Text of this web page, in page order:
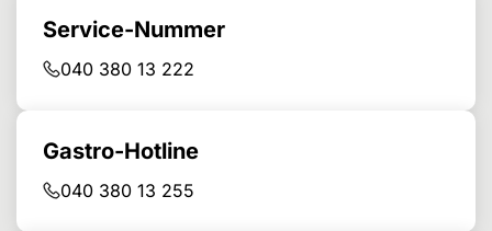
Service-Nummer
040 380 13 222
Gastro-Hotline
040 380 13 255